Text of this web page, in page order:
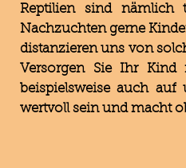
Reptilien sind nämlich
Nachzuchten gerne
distanzieren uns von
Versorgen Sie Ihr
beispielsweise auch auf
wertvoll sein und macht